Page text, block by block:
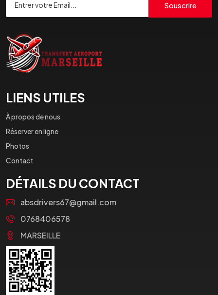
Souscrire
LIENS UTILES
À propos de nous
Réserver en ligne
Photos
Contact
DÉTAILS DU CONTACT
absdrivers67@gmail.com
0768406578
MARSEILLE